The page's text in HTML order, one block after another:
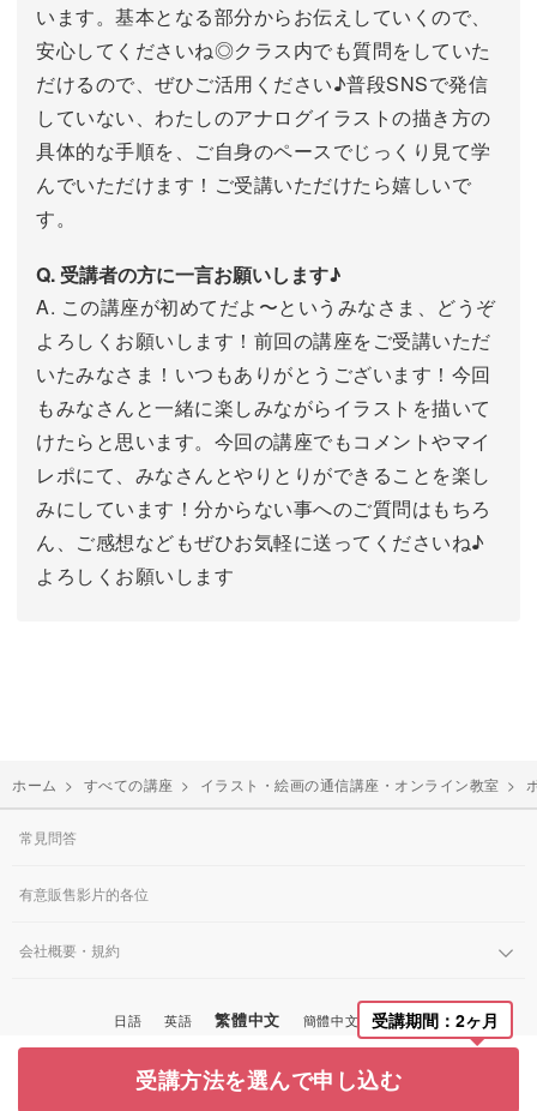
います。基本となる部分からお伝えしていくので、
安心してくださいね◎クラス内でも質問をしていた
だけるので、ぜひご活用ください♪普段SNSで発信
していない、わたしのアナログイラストの描き方の
具体的な手順を、ご自身のペースでじっくり見て学
んでいただけます！ご受講いただけたら嬉しいで
す。
Q. 受講者の方に一言お願いします♪
A. この講座が初めてだよ〜というみなさま、どうぞ
よろしくお願いします！前回の講座をご受講いただ
いたみなさま！いつもありがとうございます！今回
もみなさんと一緒に楽しみながらイラストを描いて
けたらと思います。今回の講座でもコメントやマイ
レポにて、みなさんとやりとりができることを楽し
みにしています！分からない事へのご質問はもちろ
ん、ご感想などもぜひお気軽に送ってくださいね♪
よろしくお願いします
ホーム > すべての講座 > イラスト・絵画の通信講座・オンライン教室 >
受講期間：2ヶ月
受講方法を選んで申し込む
常見問答
有意販售影片的各位
会社概要・規約
日語 英語 繁體中文 簡體中文 韓國語
© Miroom, Inc.